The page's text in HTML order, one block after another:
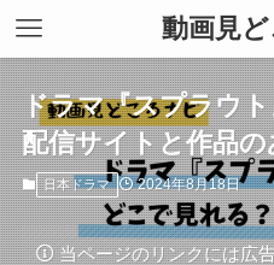
動画見
ドラマ『スプラウ
配信サイトと作品
日本ドラマ 2024年8月18日
当ページのリンクには広